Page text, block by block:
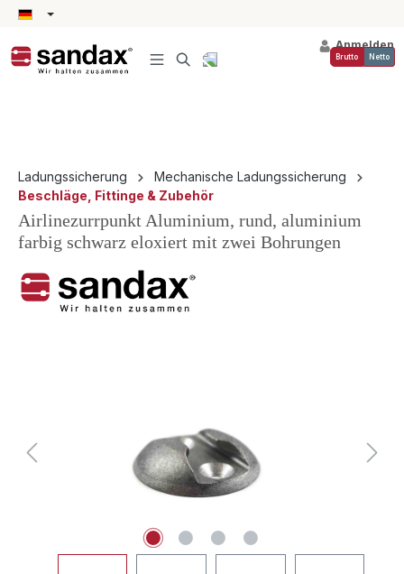
springen
Anmelden
Brutto Netto
Ladungssicherung
Mechanische Ladungssicherung
Beschläge, Fittinge & Zubehör
Airlinezurrpunkt Aluminium, rund, aluminium
farbig schwarz eloxiert mit zwei Bohrungen